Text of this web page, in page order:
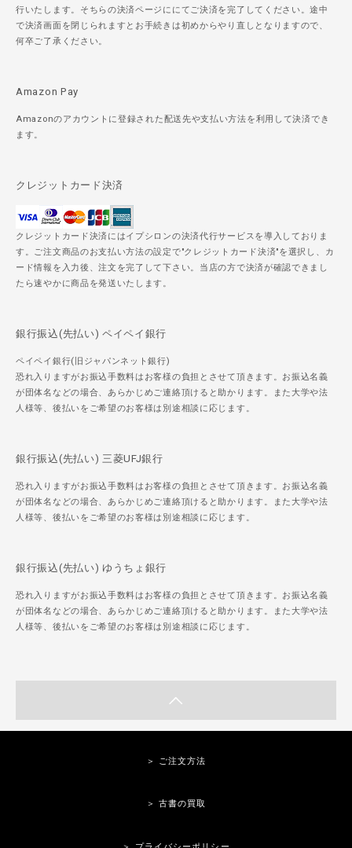
行いたします。そちらの決済ページににてご決済を完了してください。途中
で決済画面を閉じられますとお手続きは初めからやり直しとなりますので、
何卒ご了承ください。
Amazon Pay
Amazonのアカウントに登録された配送先や支払い方法を利用して決済でき
ます。
クレジットカード決済
クレジットカード決済にはイプシロンの決済代行サービスを導入しておりま
す。ご注文商品のお支払い方法の設定で"クレジットカード決済"を選択し、カ
ード情報を入力後、注文を完了して下さい。当店の方で決済が確認できまし
たら速やかに商品を発送いたします。
銀行振込(先払い) ペイペイ銀行
ペイペイ銀行(旧ジャパンネット銀行)
恐れ入りますがお振込手数料はお客様の負担とさせて頂きます。お振込名義
が団体名などの場合、あらかじめご連絡頂けると助かります。また大学や法
人様等、後払いをご希望のお客様は別途相談に応じます。
銀行振込(先払い) 三菱UFJ銀行
恐れ入りますがお振込手数料はお客様の負担とさせて頂きます。お振込名義
が団体名などの場合、あらかじめご連絡頂けると助かります。また大学や法
人様等、後払いをご希望のお客様は別途相談に応じます。
銀行振込(先払い) ゆうちょ銀行
恐れ入りますがお振込手数料はお客様の負担とさせて頂きます。お振込名義
が団体名などの場合、あらかじめご連絡頂けると助かります。また大学や法
人様等、後払いをご希望のお客様は別途相談に応じます。
＞ ご注文方法
＞ 古書の買取